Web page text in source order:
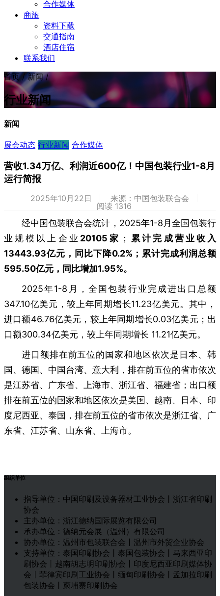
合作媒体
商旅
资料下载
交通指南
酒店住宿
联系我们
首页 / 新闻 /
行业新闻
新闻
展会动态 行业新闻 合作媒体
营收1.34万亿、利润近600亿！中国包装行业1-8月
运行简报
2025年10月22日
来源：中国包装联合会
阅读 1316
经中国包装联合会统计，2025年1-8月全国包装行
业规模以上企业 20105家 ；
累计完成营业收入
13443.93亿元，同比下降0.2%；累计完成利润总额
595.50亿元，同比增加1.95%。
2025年1-8月，全国包装行业完成进出口总额
347.10亿美元，较上年同期增长11.23亿美元。其中，
进口额46.76亿美元，较上年同期增长0.03亿美元；出
口额300.34亿美元，较上年同期增长 11.21亿美元。
进口额排在前五位的国家和地区依次是日本、韩
国、德国、中国台湾、意大利，排在前五位的省市依次
是江苏省、广东省、上海市、浙江省、福建省；出口额
排在前五位的国家和地区依次是美国、越南、日本、印
度尼西亚、泰国，排在前五位的省市依次是浙江省、广
东省、江苏省、山东省、上海市。
组织单位
指导单位：中国印刷及设备器材工业协会丨浙江省印刷
协会
主办单位：浙江德纳国际展览有限公司
承办单位：德纳元会展（温州）有限公司
协办单位：温州市包装联合会丨温州市外贸企业协会
支持单位：泰国印刷协会丨泰国包装协会丨马来西亚印
刷协会丨越南胡志明印刷协会丨印度尼西亚印刷媒体协
会丨菲律宾印刷工业协会丨缅甸印刷协会丨孟加拉印刷
包装协会丨柬埔寨印刷协会